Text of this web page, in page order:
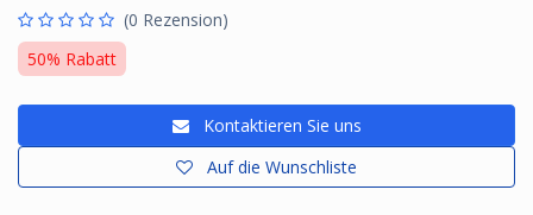
(0 Rezension)
50% Rabatt
Kontaktieren Sie uns
Auf die Wunschliste